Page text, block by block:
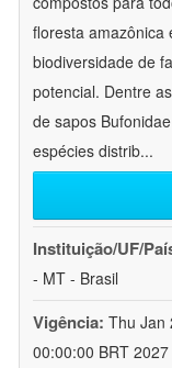
floresta amazônica
biodiversidade de
potencial. Dentre
de sapos
espécies distrib...
Instituição/UF/
- MT - Brasil
Vigência: Thu Jan
00:00:00 BRT 2027